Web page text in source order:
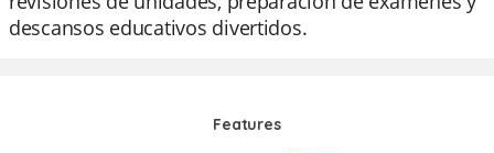
descansos educativos divertidos.
Features